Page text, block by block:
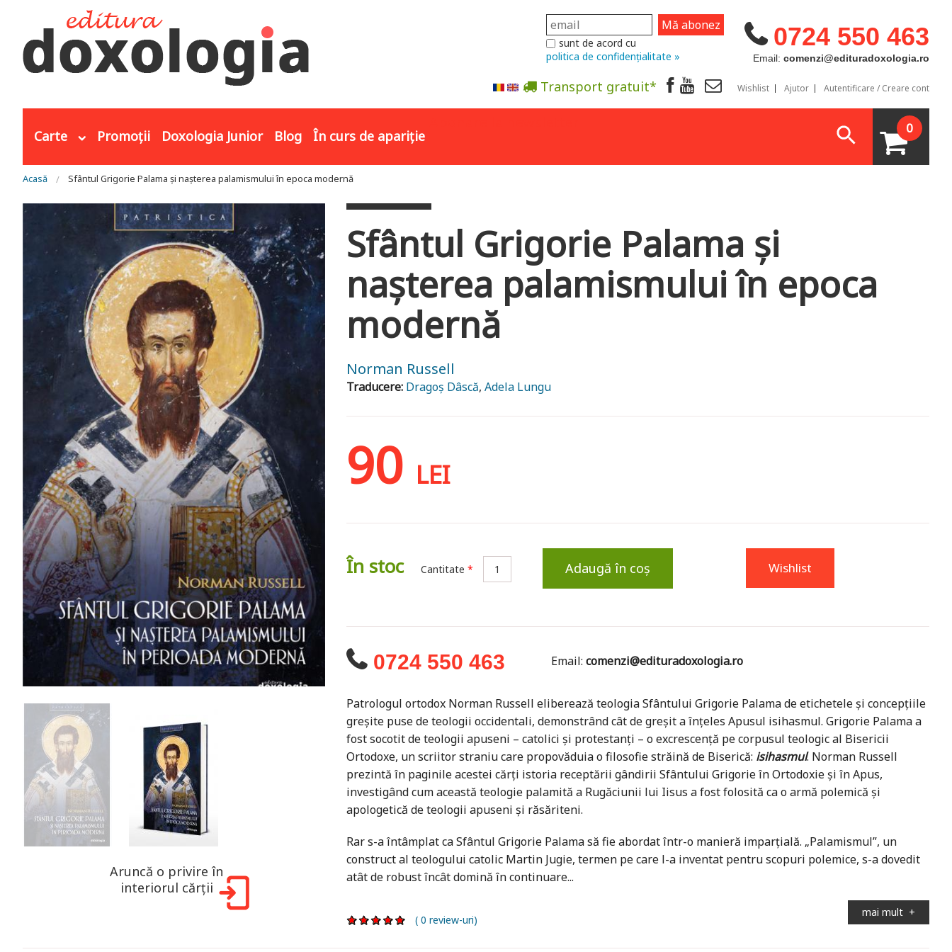
0724 550 463
Email: comenzi@edituradoxologia.ro
sunt de acord cu
politica de confidențialitate »
Transport gratuit* Wishlist Ajutor Autentificare / Creare cont
Carte Promoții Doxologia Junior Blog În curs de apariție 0
Eşti aici
Acasă Sfântul Grigorie Palama și nașterea palamismului în epoca modernă
Aruncă o privire în
interiorul cărții
Sfântul Grigorie Palama și
nașterea palamismului în epoca
modernă
Norman Russell
Traducere: Dragoș Dâscă, Adela Lungu
90 LEI
În stoc Cantitate * Adaugă în coș Wishlist
0724 550 463 Email:comenzi@edituradoxologia.ro
Patrologul ortodox Norman Russell eliberează teologia Sfântului Grigorie Palama de etichetele şi concepţiile
greşite puse de teologii occidentali, demonstrând cât de greşit a înţeles Apusul isihasmul. Grigorie Palama a
fost socotit de teologii apuseni – catolici şi protestanţi – o excrescenţă pe corpusul teologic al Bisericii
Ortodoxe, un scriitor straniu care propovăduia o filosofie străină de Biserică: isihasmul. Norman Russell
prezintă în paginile acestei cărţi istoria receptării gândirii Sfântului Grigorie în Ortodoxie şi în Apus,
investigând cum această teologie palamită a Rugăciunii lui Iisus a fost folosită ca o armă polemică şi
apologetică de teologii apuseni şi răsăriteni.
Rar s-a întâmplat ca Sfântul Grigorie Palama să fie abordat într-o manieră imparțială. „Palamismul”, un
construct al teologului catolic Martin Jugie, termen pe care l-a inventat pentru scopuri polemice, s-a dovedit
atât de robust încât domină în continuare...
mai mult +
( 0 review-uri)